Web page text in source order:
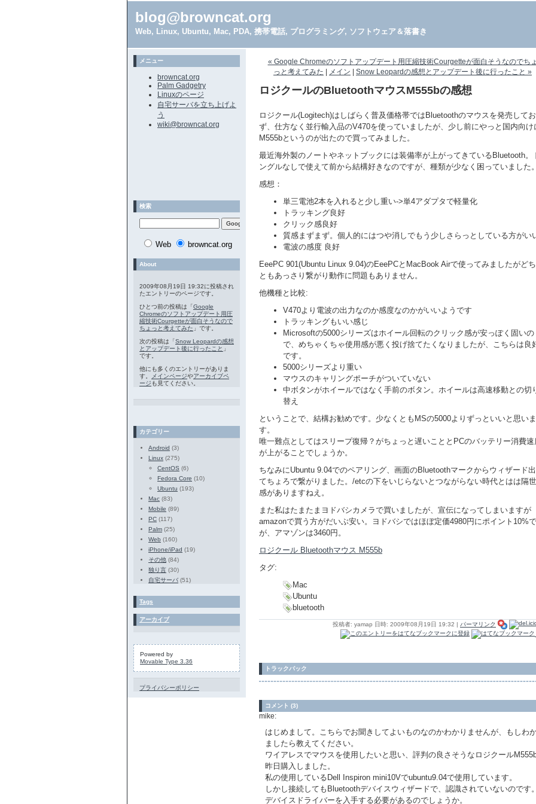
blog@browncat.org
Web, Linux, Ubuntu, Mac, PDA, 携帯電話, プログラミング, ソフトウェア＆落書き
« Google Chromeのソフトアップデート用圧縮技術Courgetteが面白そうなのでちょ
っと考えてみた
メイン Snow Leopardの感想とアップデート後に行ったこと »
ロジクールのBluetoothマウスM555bの感想
ロジクール(Logitech)はしばらく普及価格帯ではBluetoothのマウスを発売して
ず、仕方なく並行輸入品のV470を使っていましたが、少し前にやっと国内向け
M555bというのが出たので買ってみました。
最近海外製のノートやネットブックには装備率が上がってきているBluetooth。
ングルなしで使えて前から結構好きなのですが、種類が少なく困っていました。
感想：
単三電池2本を入れると少し重い->単4アダプタで軽量化
トラッキング良好
クリック感良好
質感まずまず。個人的にはつや消しでもう少しさらっとしている方がい
電波の感度 良好
EeePC 901(Ubuntu Linux 9.04)のEeePCとMacBook Airで使ってみましたがど
ともあっさり繋がり動作に問題もありません。
他機種と比較:
V470より電波の出力なのか感度なのかがいいようです
トラッキングもいい感じ
Microsoftの5000シリーズはホイール回転のクリック感が安っぽく固いの
で、めちゃくちゃ使用感が悪く投げ捨てたくなりましたが、こちらは良
です。
5000シリーズより重い
マウスのキャリングポーチがついていない
中ボタンがホイールではなく手前のボタン。ホイールは高速移動との切
替え
ということで、結構お勧めです。少なくともMSの5000よりずっといいと思いま
す。
唯一難点としてはスリープ復帰？がちょっと遅いこととPCのバッテリー消費速
が上がることでしょうか。
ちなみにUbuntu 9.04でのペアリング、画面のBluetoothマークからウィザード
てちょろで繋がりました。/etcの下をいじらないとつながらない時代とはは隔
感がありますねえ。
また私はたまたまヨドバシカメラで買いましたが、宣伝になってしまいますが
amazonで買う方がだいぶ安い。ヨドバシではほぼ定価4980円にポイント10%
が、アマゾンは3460円。
ロジクール Bluetoothマウス M555b
タグ:
Mac
Ubuntu
bluetooth
投稿者: yamap 日時: 2009年08月19日 19:32 | パーマリンク
トラックバック
コメント (3)
mike:
はじめまして。こちらでお聞きしてよいものなのかわかりませんが、もしわ
ましたら教えてください。
ワイアレスでマウスを使用したいと思い、評判の良さそうなロジクール
昨日購入しました。
私の使用しているDell Inspiron mini10Vでubuntu9.04で使用しています。
しかし接続してもBluetoothデバイスウィザードで、認識されていないのです。
デバイスドライバーを入手する必要があるのでしょうか。
メニュー
browncat.org
Palm Gadgetry
Linuxのページ
自宅サーバを立ち上げよ
う
wiki@browncat.org
検索
Web browncat.org
About
2009年08月19日 19:32に投稿され
たエントリーのページです。
ひとつ前の投稿は「Google
Chromeのソフトアップデート用圧
縮技術Courgetteが面白そうなので
ちょっと考えてみた 」です。
次の投稿は「Snow Leopardの感想
とアップデート後に行ったこと 」
です。
他にも多くのエントリーがありま
す。
メインページやアーカイブペ
ージ も見てください。
カテゴリー
Android (3)
Linux (275)
CentOS (6)
Fedora Core (10)
Ubuntu (193)
Mac (83)
Mobile (89)
PC (117)
Palm (25)
Web (160)
iPhone/iPad (19)
その他 (84)
独り言 (30)
自宅サーバ (51)
Tags
アーカイブ
Powered by
Movable Type 3.36
プライバシーポリシー